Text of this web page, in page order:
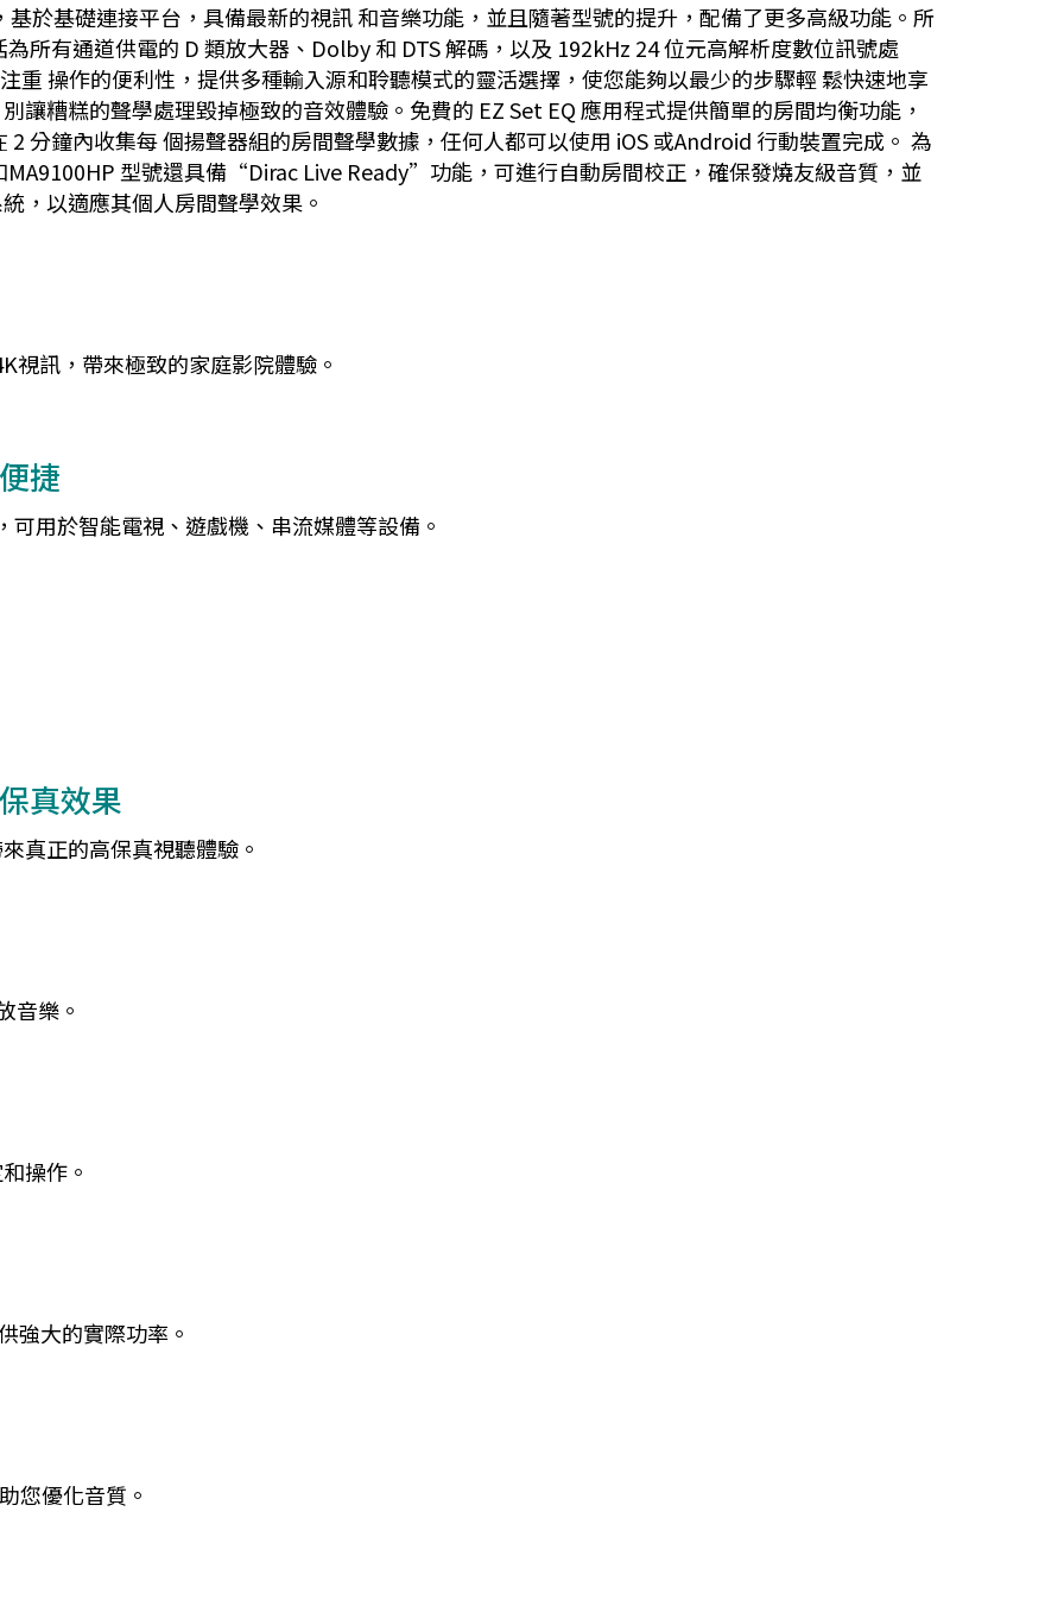
於基礎連接平台，具備最新的視訊 和音樂功能，並且隨著型號的提升，配備了更多高級功能。所
所有通道供電的 D 類放大器、Dolby 和 DTS 解碼，以及 192kHz 24 位元高解析度數位訊號處
重 操作的便利性，提供多種輸入源和聆聽模式的靈活選擇，使您能夠以最少的步驟輕 鬆快速地享
讓糟糕的聲學處理毀掉極致的音效體驗。免費的 EZ Set EQ 應用程式提供簡單的房間均衡功能，
2 分鐘內收集每 個揚聲器組的房間聲學數據，任何人都可以使用 iOS 或Android 行動裝置完成。 為
型號還具備“Dirac Live Ready”功能，可進行自動房間校正，確保發燒友級音質，並
，以適應其個人房間聲學效果。
視訊，帶來極致的家庭影院體驗。
捷
用於智能電視、遊戲機、串流媒體等設備。
真效果
真正的高保真視聽體驗。
音樂。
操作。
強大的實際功率。
您優化音質。